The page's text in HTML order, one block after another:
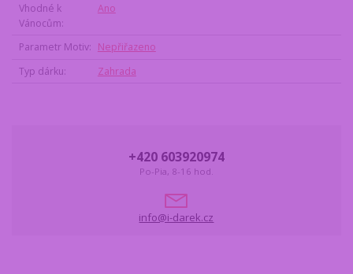
Vhodné k
Vánocům
Ano
Parametr Motiv
Nepřiřazeno
Typ dárku
Zahrada
+420 603920974
Po-Pia, 8-16 hod.
info@i-darek.cz